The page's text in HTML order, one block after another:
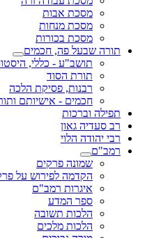
מסכת אבות
מסכת מנחות
מסכת בכורות
תורה שבעל פה, חכמים
תושב"ע - כללי,
תורת הסוד
רבנות, פסיקת הלכה
חכמים - אישיותם
תפילה וברכות
רב סעדיה גאון
רבי יהודה הלוי
רמב"ם
שמונה פרקים
הקדמה לפירוש על
איגרות רמב"ם
ספר המדע
הלכות תשובה
הלכות מלכים